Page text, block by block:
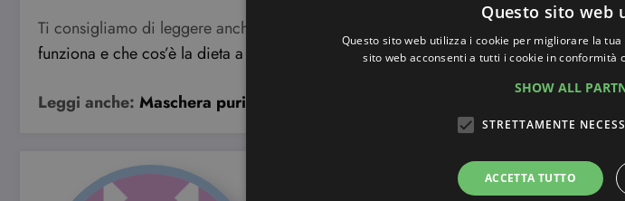
Ti consigliamo di leggere anche tutti gli altri articoli contenuti nella sezione beauty
funziona e che cos’è la dieta a zona,
le proprietà dellamaschera all’argillaoppure
Leggi anche: Maschera purificante viso fai da te
Questo sito web
Questo sito web utilizza i cookie per migliorare la
sito web acconsenti a tutti i cookie in conformità
SHOW ALL
STRETTAMENTE
ACCETTA TUTTO